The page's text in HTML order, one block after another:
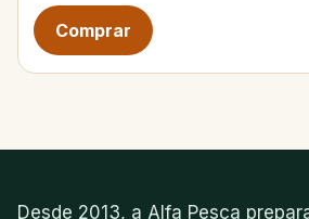
Desde 2013, a Alfa Pesca